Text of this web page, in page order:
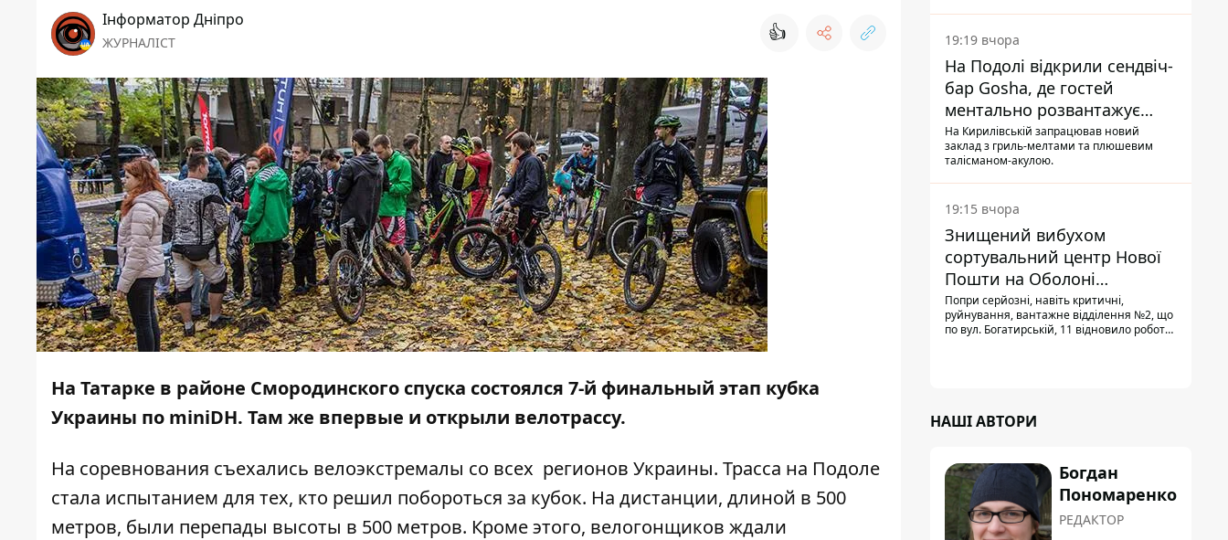
Інформатор Дніпро
ЖУРНАЛІСТ 👍
На Татарке в районе Смородинского спуска состоялся 7-й финальный этап кубка
Украины по miniDH. Там же впервые и открыли велотрассу.
На соревнования съехались велоэкстремалы со всех регионов Украины. Трасса на Подоле
стала испытанием для тех, кто решил побороться за кубок. На дистанции, длиной в 500
метров, были перепады высоты в 500 метров. Кроме этого, велогонщиков ждали
19:19 вчора
На Подолі відкрили сендвіч-
бар Gosha, де гостей
ментально розвантажує
акула
На Кирилівській запрацював новий
заклад з гриль-мелтами та плюшевим
талісманом-акулою.
19:15 вчора
Знищений вибухом
сортувальний центр Нової
Пошти на Оболоні
запрацював - видають
посилки
Попри серйозні, навіть критичні,
руйнування, вантажне відділення №2, що
по вул. Богатирській, 11 відновило роботу:
НАШІ АВТОРИ
Богдан
Пономаренко
РЕДАКТОР